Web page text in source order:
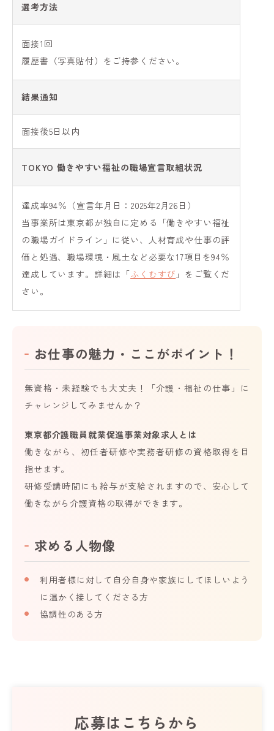
選考方法
面接1回
履歴書（写真貼付）をご持参ください。
結果通知
面接後5日以内
TOKYO 働きやすい福祉の職場宣言取組状況
達成率94％（宣言年月日：2025年2月26日）
当事業所は東京都が独自に定める「働きやすい福祉
の職場ガイドライン」に従い、人材育成や仕事の評
価と処遇、職場環境・風土など必要な17項目を94％
達成しています。詳細は「ふくむすび 」をご覧くだ
さい。
お仕事の魅力・ここがポイント！
無資格・未経験でも大丈夫！「介護・福祉の仕事」に
チャレンジしてみませんか？
東京都介護職員就業促進事業対象求人とは
働きながら、初任者研修や実務者研修の資格取得を目
指せます。
研修受講時間にも給与が支給されますので、安心して
働きながら介護資格の取得ができます。
求める人物像
利用者様に対して自分自身や家族にしてほしいよう
に温かく接してくださる方
協調性のある方
応募はこちらから